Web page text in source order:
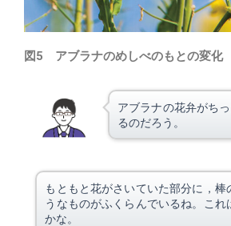
図5 アブラナのめしべのもとの変化
アブラナの花弁がち
るのだろう。
もともと花がさいていた部分に，棒
うなものがふくらんでいるね。これ
かな。